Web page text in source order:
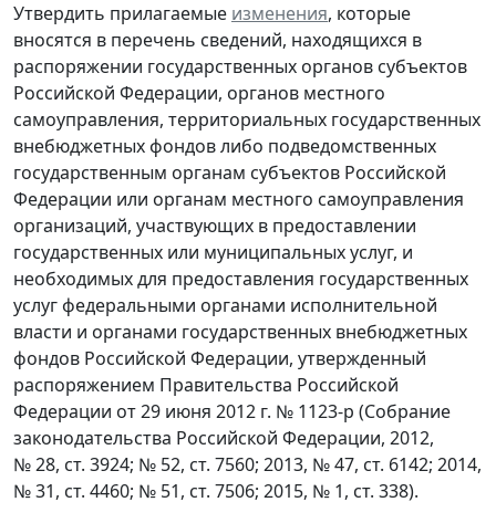
Утвердить прилагаемые изменения, которые
вносятся в перечень сведений, находящихся в
распоряжении государственных органов субъектов
Российской Федерации, органов местного
самоуправления, территориальных государственных
внебюджетных фондов либо подведомственных
государственным органам субъектов Российской
Федерации или органам местного самоуправления
организаций, участвующих в предоставлении
государственных или муниципальных услуг, и
необходимых для предоставления государственных
услуг федеральными органами исполнительной
власти и органами государственных внебюджетных
фондов Российской Федерации, утвержденный
распоряжением Правительства Российской
Федерации от 29 июня 2012 г. № 1123-р (Собрание
законодательства Российской Федерации, 2012,
№ 28, ст. 3924; № 52, ст. 7560; 2013, № 47, ст. 6142; 2014,
№ 31, ст. 4460; № 51, ст. 7506; 2015, № 1, ст. 338).